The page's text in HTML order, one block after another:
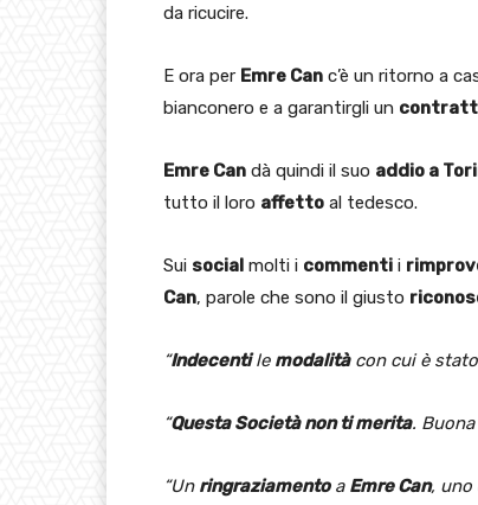
da ricucire.
E ora per Emre Can c’è un ritorno a
bianconero e a garantirgli un
Emre Can dà quindi il suo addio a
tutto il loro affetto al tedesco.
Sui social molti i commenti i
Can, parole che sono il giusto
“Indecentile modalitàcon cui è stato
“Questa Società non ti merita.
“Un ringraziamentoa Emre Can, uno